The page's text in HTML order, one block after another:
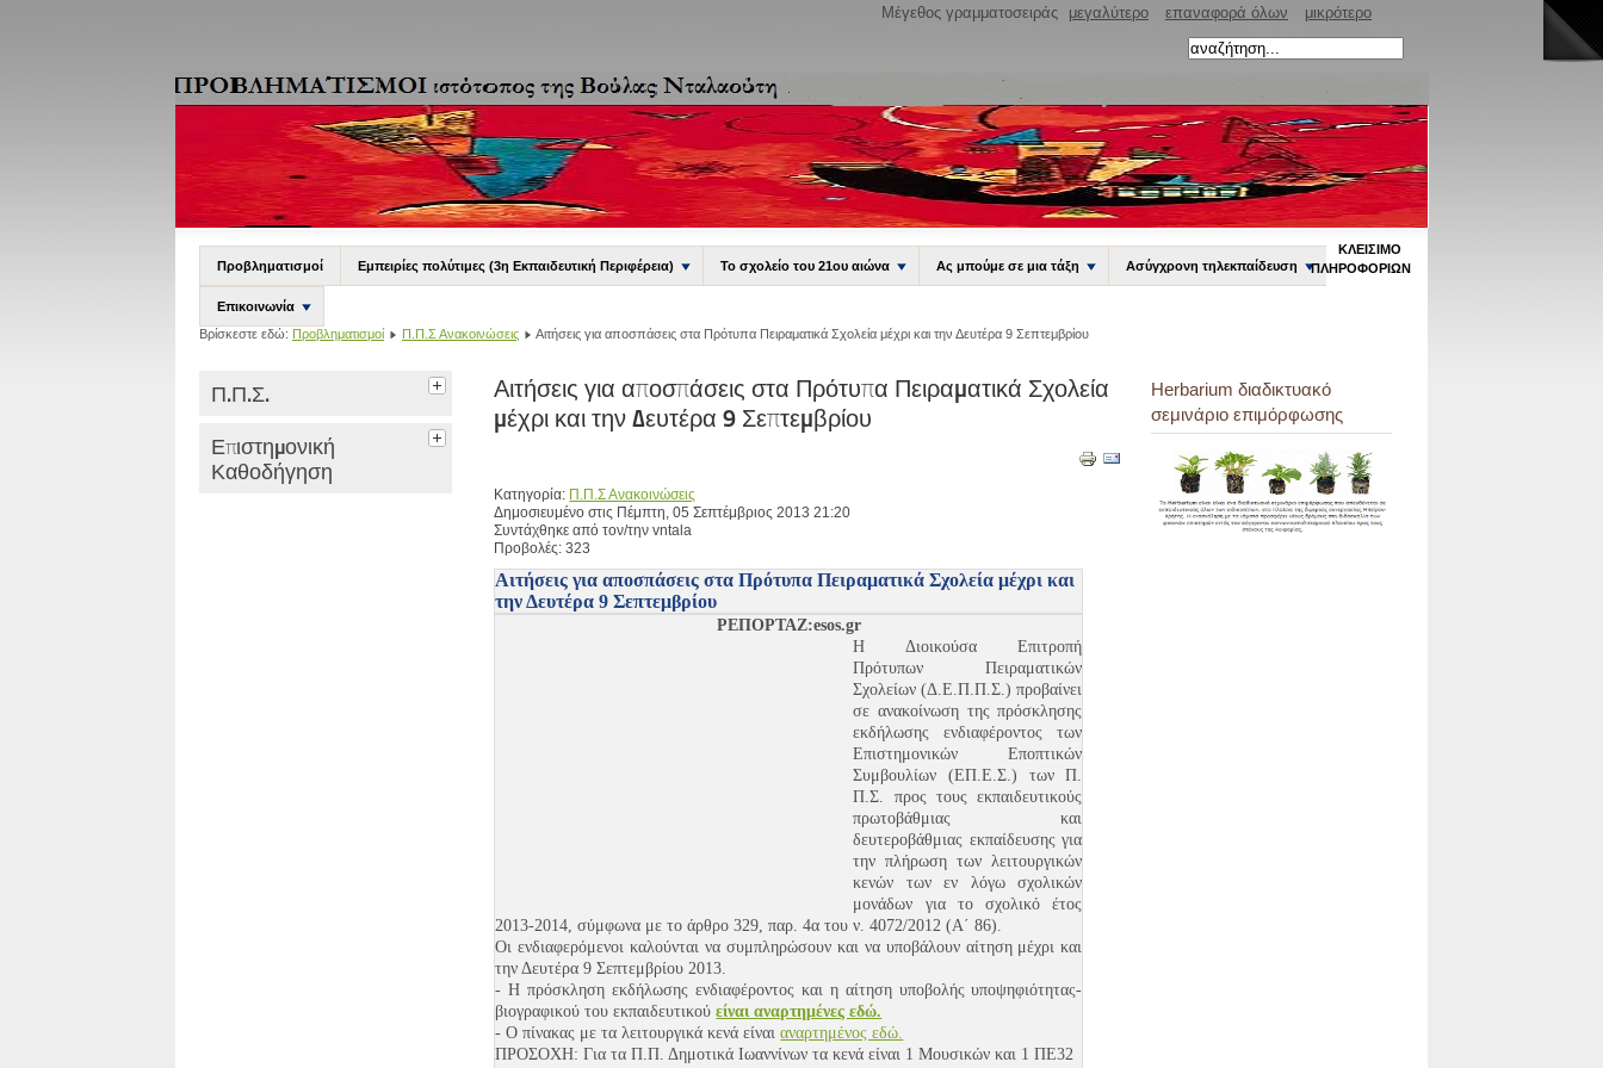
Μέγεθος γραμματοσειράς μεγαλύτερο επαναφορά όλων μικρότερο
Προβληματισμοί Εμπειρίες πολύτιμες (3η Εκπαιδευτική Περιφέρεια) Το σχολείο του 21ου αιώνα Ας μπούμε σε μια τάξη Ασύγχρονη τηλεκπαίδευση
Επικοινωνία
Βρίσκεστε εδώ: Προβληματισμοί Π.Π.Σ Ανακοινώσεις Αιτήσεις για αποσπάσεις στα Πρότυπα Πειραματικά Σχολεία μέχρι και την Δευτέρα 9 Σεπτεμβρίου
Π.Π.Σ.
Επιστημονική
Καθοδήγηση
Αιτήσεις για αποσπάσεις στα Πρότυπα Πειραματικά Σχολεία
μέχρι και την Δευτέρα 9 Σεπτεμβρίου
Κατηγορία: Π.Π.Σ Ανακοινώσεις
Δημοσιευμένο στις Πέμπτη, 05 Σεπτέμβριος 2013 21:20
Συντάχθηκε από τον/την vntala
Προβολές: 323
Αιτήσεις για αποσπάσεις στα Πρότυπα Πειραματικά Σχολεία μέχρι και
την Δευτέρα 9 Σεπτεμβρίου
ΡΕΠΟΡΤΑΖ:esos.gr
Η Διοικούσα Επιτροπή
Πρότυπων Πειραματικών
Σχολείων (Δ.Ε.Π.Π.Σ.) προβαίνει
σε ανακοίνωση της πρόσκλησης
εκδήλωσης ενδιαφέροντος των
Επιστημονικών Εποπτικών
Συμβουλίων (ΕΠ.Ε.Σ.) των Π.
Π.Σ. προς τους εκπαιδευτικούς
πρωτοβάθμιας και
δευτεροβάθμιας εκπαίδευσης για
την πλήρωση των λειτουργικών
κενών των εν λόγω σχολικών
μονάδων για το σχολικό έτος
2013-2014, σύμφωνα με το άρθρο 329, παρ. 4α του ν. 4072/2012 (Α΄ 86).
Οι ενδιαφερόμενοι καλούνται να συμπληρώσουν και να υποβάλουν αίτηση μέχρι και
την Δευτέρα 9 Σεπτεμβρίου 2013.
- Η πρόσκληση εκδήλωσης ενδιαφέροντος και η αίτηση υποβολής υποψηφιότητας-
βιογραφικού του εκπαιδευτικούείναι αναρτημένες εδώ.
- O πίνακας με τα λειτουργικά κενά είναιαναρτημένος εδώ.
ΠΡΟΣΟΧΗ: Για τα Π.Π. Δημοτικά Ιωαννίνων τα κενά είναι 1 Μουσικών και 1 ΠΕ32
ΚΛΕΊΣΙΜΟ
ΠΛΗΡΟΦΟΡΙΏΝ
Herbarium διαδικτυακό
σεμινάριο επιμόρφωσης